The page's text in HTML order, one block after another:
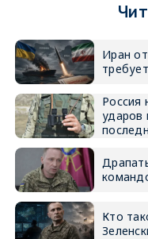
Иран
Россия
ударов
Кто